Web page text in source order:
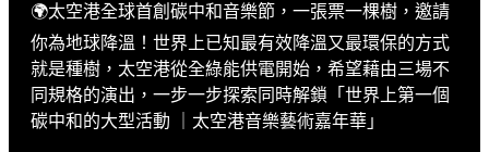
🌍太空港全球首創碳中和音樂節，一張票一棵樹，邀請
你為地球降溫！世界上已知最有效降溫又最環保的方式
就是種樹，太空港從全綠能供電開始，希望藉由三場不
同規格的演出，一步一步探索同時解鎖「世界上第一個
碳中和的大型活動 ｜太空港音樂藝術嘉年華」